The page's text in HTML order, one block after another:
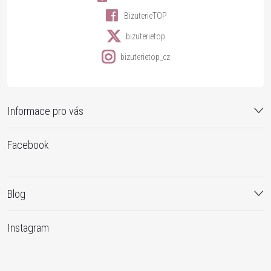
Informace pro vás
BizuterieTOP
bizuterietop
bizuterietop_cz
Facebook
Blog
Instagram